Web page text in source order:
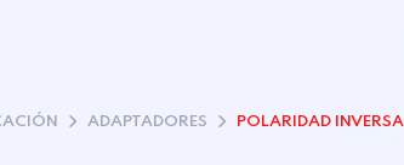
ADAPTADORES POLARIDAD INVERSA